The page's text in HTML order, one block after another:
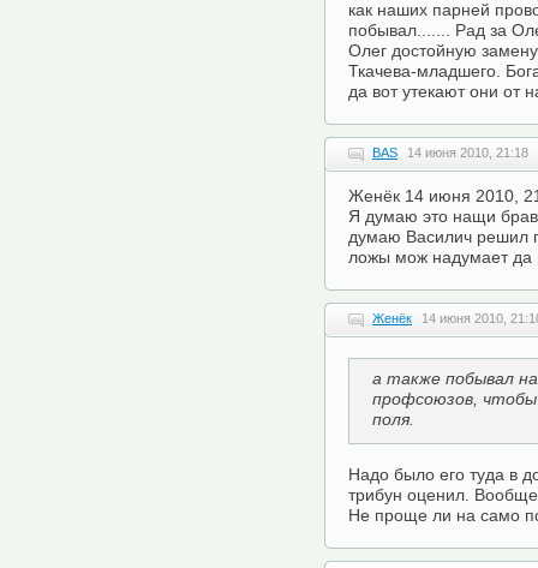
как наших парней
побывал....... Рад за
Олег достойную
Ткачева-младшего.
да вот утекают они от
BAS 14 июня 2010, 21:18
Женёк 14 июня 2010,
Я думаю это нащи
думаю Василич решил
ложы мож надумает да
Женёк 14 июня 2010,
а также побывал
профсоюзов, чтобы
поля.
Надо было его туда в
трибун оценил.
Не проще ли на само